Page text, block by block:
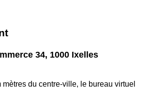
34, 1000 Ixelles
du centre-ville, le bureau virtuel